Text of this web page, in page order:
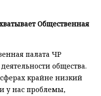
Общественная
палата ЧР
общества.
крайне низкий
у нас проблемы,